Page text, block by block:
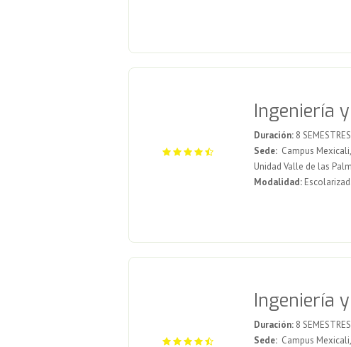
Ingeniería
Duración:8 SEMESTRES
Sede:Campus Mexicali,
Unidad Valle de las
Modalidad:
Ingeniería
Duración:8 SEMESTRES
Sede:Campus Mexicali,